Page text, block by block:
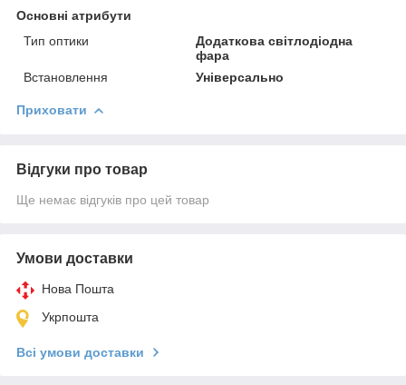
Основні атрибути
Тип оптики
Додаткова світлодіодна
фара
Встановлення
Універсально
Приховати
Відгуки про товар
Ще немає відгуків про цей товар
Умови доставки
Нова Пошта
Укрпошта
Всі умови доставки